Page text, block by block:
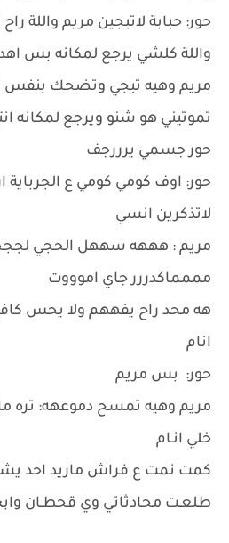
حور: حبابة لاتبجين مريم واللة
واللة كلشي يرجع لمكانه بس
مريم وهيه تبجي وتضحك بنفس
تموتيني هو شنو ويرجع لمكانه
حور جسمي يرررجف
حور: اوف كومي كومي ع الجرباية
لاتذكرين انسي
مريم : هههه سههل الحجي
مممماكدررر جاي اموووت
هه محد راح يفههم ولا يحس
انام
حور: بس مريم
مريم وهيه تمسح دموعهه: تره
خلي انـام
كمت نمت ع فراش ماريد احد
طلعـت محادثاتي وي قحطـان